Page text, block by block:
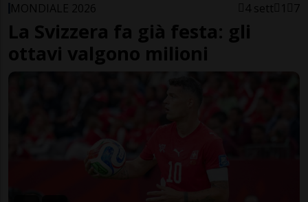
MONDIALE 2026 4 sett 1 7
La Svizzera fa già festa: gli
ottavi valgono milioni